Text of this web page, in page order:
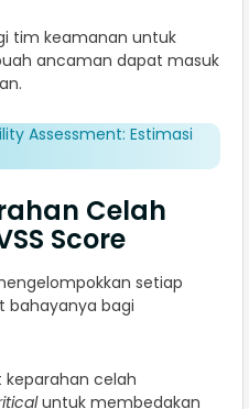
tim keamanan untuk
ancaman dapat masuk
Assessment: Estimasi
Celah
Score
setiap
bahayanya bagi
celah
untuk membedakan